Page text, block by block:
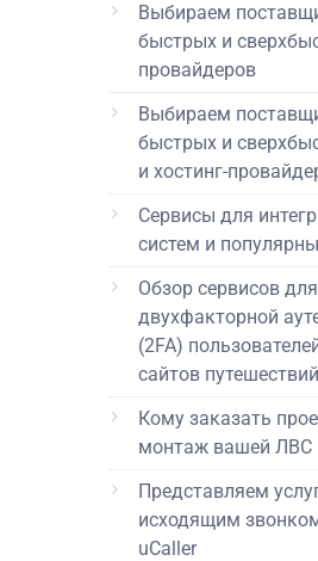
Выбираем
быстрых и
провайдеров
Выбираем
быстрых и
и хостинг-
Сервисы для
систем и
Обзор сервисов
двухфакторной
(2FA)
сайтов
Кому заказать
монтаж вашей ЛВС
Представляем
исходящим
uCaller